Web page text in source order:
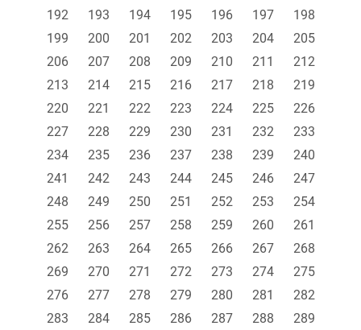
192
193 194 195 196 197
198
199
200 201 202 203 204
205
206
207 208 209 210 211
212
213
214 215 216 217 218
219
220
221 222 223 224 225
226
227
228 229 230 231 232
233
234
235 236 237 238 239
240
241
242 243 244 245 246
247
248
249 250 251 252 253
254
255
256 257 258 259 260
261
262
263 264 265 266 267
268
269
270 271 272 273 274
275
276
277 278 279 280 281
282
283
284 285 286 287 288
289